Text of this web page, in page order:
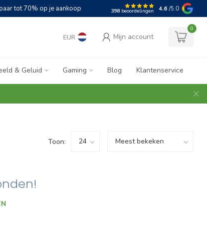
tot 70% op je aankoop 398 beoordelingen 4.6 /5.0
EUR Mijn account
0
& Geluid Gaming Blog Klantenservice
Toon: